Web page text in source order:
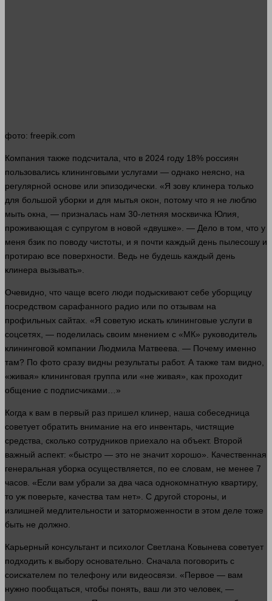
фото: freepik.com
Компания также подсчитала, что в 2024 году 18% россиян
пользовались клининговыми услугами — однако неясно, на
регулярной основе или эпизодически. «Я зову клинера только
для большой уборки и для мытья окон, потому что я не люблю
мыть окна , — призналась нам 30-летняя москвичка Юлия,
проживающая с супругом в новой «двушке». — Дело в том, что у
меня бзик по поводу чистоты, и я почти каждый день пылесошу и
протираю все поверхности . Ведь не будешь каждый день
клинера вызывать».
Очевидно, что чаще всего люди подыскивают себе уборщицу
посредством сарафанного радио или по отзывам на
профильных сайтах. «Я советую искать клининговые услуги в
соцсетях, — поделилась своим мнением с «МК» руководитель
клининговой компании Людмила Матвеева. — Почему именно
там? По фото сразу видны результаты работ. А также там видно,
«живая» клининговая группа или «не живая», как проходит
общение с подписчиками…»
Когда к вам в первый раз пришел клинер, наша собеседница
советует обратить внимание на его инвентарь, чистящие
средства сколько сотрудников приехало на объект. Второй
важный аспект: «быстро — это не значит хорошо». Качественная
генеральная уборка осуществляется, по ее словам, не менее 7
часов. «Если вам убрали за два часа однокомнатную квартиру,
то уж поверьте, качества там нет». С другой стороны , и
излишней медлительности и заторможенности в этом деле тоже
быть не должно.
Карьерный консультант и психолог Светлана Ковынева советует
подходить к выбору основательно. Сначала поговорить с
соискателем по телефону или видеосвязи. «Первое — вам
нужно пообщаться, чтобы понять , ваш ли это человек , —